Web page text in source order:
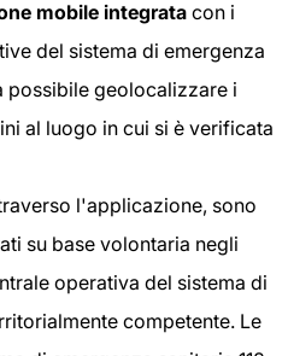
mobile integrata con i
del sistema di emergenza
possibile geolocalizzare i
al luogo in cui si è verificata
l'applicazione, sono
su base volontaria negli
operativa del sistema di
competente. Le